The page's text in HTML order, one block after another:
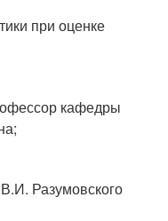
при оценке
кафедры
Разумовского